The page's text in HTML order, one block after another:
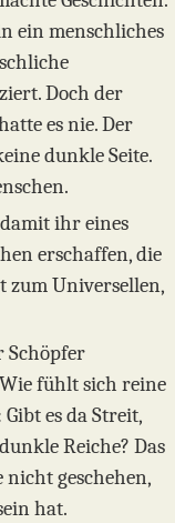
ein menschliches
Doch der
es nie. Der
dunkle Seite.
ihr eines
erschaffen, die
zum Universellen,
Schöpfer
fühlt sich reine
es da Streit,
Reiche? Das
nicht geschehen,
hat.